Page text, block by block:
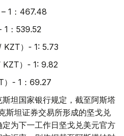
1：467.48
1：539.52
KZT）- 1: 5.73
KZT）- 1: 9.82
）- 1：69.27
坦国家银行规定，截至阿斯塔
斯坦证券交易所形成的坚戈兑
为下一工作日坚戈兑美元官方